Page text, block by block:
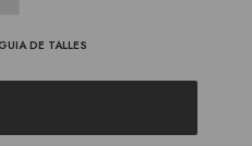
DE TALLES